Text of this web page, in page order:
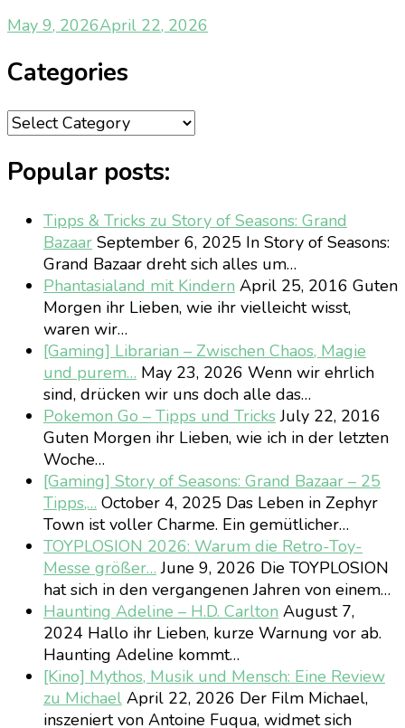
May 9, 2026April 22, 2026
Categories
Categories
Popular posts:
Tipps & Tricks zu Story of Seasons: Grand
Bazaar September 6, 2025 In Story of Seasons:
Grand Bazaar dreht sich alles um…
Phantasialand mit Kindern April 25, 2016 Guten
Morgen ihr Lieben, wie ihr vielleicht wisst,
waren wir…
[Gaming] Librarian – Zwischen Chaos, Magie
und purem… May 23, 2026 Wenn wir ehrlich
sind, drücken wir uns doch alle das…
Pokemon Go – Tipps und TricksJuly 22, 2016
Guten Morgen ihr Lieben, wie ich in der letzten
Woche…
[Gaming] Story of Seasons: Grand Bazaar – 25
Tipps,… October 4, 2025 Das Leben in Zephyr
Town ist voller Charme. Ein gemütlicher…
TOYPLOSION 2026: Warum die Retro-Toy-
Messe größer… June 9, 2026 Die TOYPLOSION
hat sich in den vergangenen Jahren von einem…
Haunting Adeline – H.D. Carlton August 7,
2024 Hallo ihr Lieben, kurze Warnung vor ab.
Haunting Adeline kommt…
[Kino] Mythos, Musik und Mensch: Eine Review
zu Michael April 22, 2026 Der Film Michael,
inszeniert von Antoine Fuqua, widmet sich